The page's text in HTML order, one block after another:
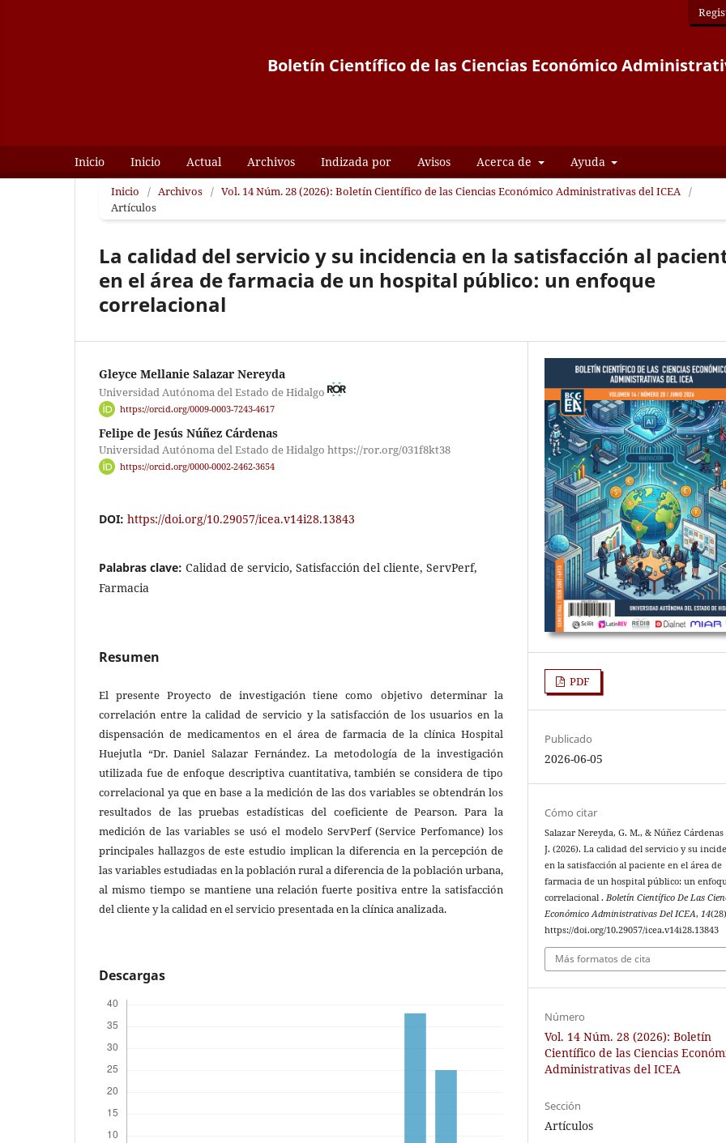
Boletín Científico de las Ciencias Económico
Inicio Inicio Actual Archivos Indizada por Avisos Acerca de Ayuda
Inicio / Archivos / Vol. 14 Núm. 28 (2026): Boletín Científico de las Ciencias Económico Administrativas del ICEA /
Artículos
La calidad del servicio y su incidencia en la satisfacción al
en el área de farmacia de un hospital público: un enfoque
correlacional
Gleyce Mellanie Salazar Nereyda
Universidad Autónoma del Estado de Hidalgo
https://orcid.org/0009-0003-7243-4617
Felipe de Jesús Núñez Cárdenas
Universidad Autónoma del Estado de Hidalgo https://ror.org/031f8kt38
https://orcid.org/0000-0002-2462-3654
DOI: https://doi.org/10.29057/icea.v14i28.13843
Palabras clave: Calidad de servicio, Satisfacción del cliente, ServPerf,
Farmacia
Resumen
El presente Proyecto de investigación tiene como objetivo determinar la
correlación entre la calidad de servicio y la satisfacción de los usuarios en la
dispensación de medicamentos en el área de farmacia de la clínica Hospital
Huejutla “Dr. Daniel Salazar Fernández. La metodología de la investigación
utilizada fue de enfoque descriptiva cuantitativa, también se considera de tipo
correlacional ya que en base a la medición de las dos variables se obtendrán los
resultados de las pruebas estadísticas del coeficiente de Pearson. Para la
medición de las variables se usó el modelo ServPerf (Service Perfomance) los
principales hallazgos de este estudio implican la diferencia en la percepción de
las variables estudiadas en la población rural a diferencia de la población urbana,
al mismo tiempo se mantiene una relación fuerte positiva entre la satisfacción
del cliente y la calidad en el servicio presentada en la clínica analizada.
Descargas
PDF
Publicado
2026-06-05
Cómo citar
Salazar Nereyda, G. M., & Núñez Cárdenas
J. (2026). La calidad del servicio y su
en la satisfacción al paciente en el área de
farmacia de un hospital público: un
correlacional .Boletín Científico De Las
Económico Administrativas Del ICEA,14
https://doi.org/10.29057/icea.v14i28.13843
Más formatos de cita
Número
Vol. 14 Núm. 28 (2026): Boletín
Científico de las Ciencias
Administrativas del ICEA
Sección
Artículos